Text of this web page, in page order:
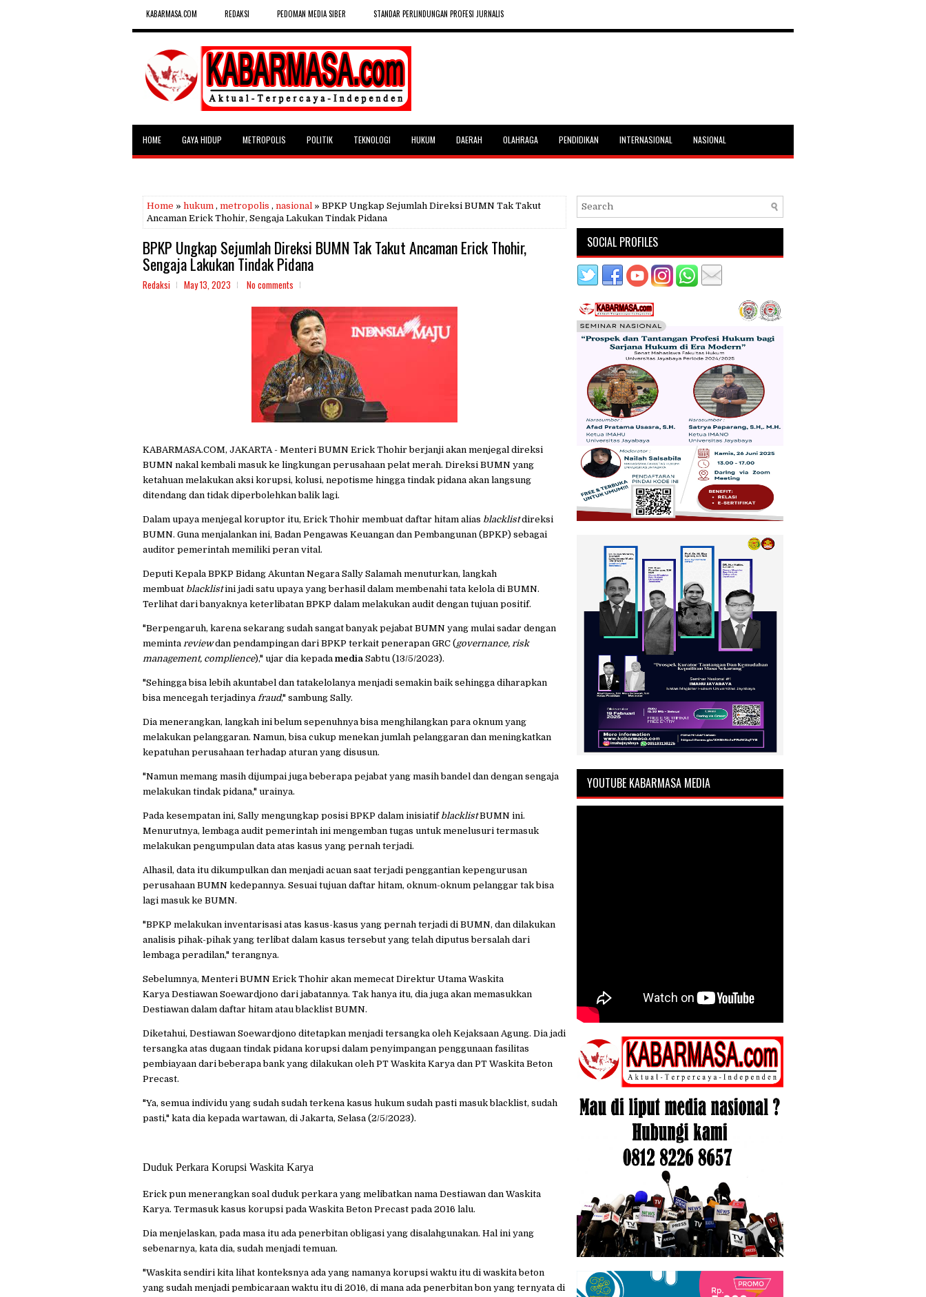
KABARMASA.COM REDAKSI PEDOMAN MEDIA SIBER STANDAR PERLINDUNGAN PROFESI JURNALIS
HOME GAYA HIDUP METROPOLIS POLITIK TEKNOLOGI HUKUM DAERAH OLAHRAGA PENDIDIKAN INTERNASIONAL NASIONAL
Home » hukum , metropolis , nasional » BPKP Ungkap Sejumlah Direksi BUMN Tak Takut
Ancaman Erick Thohir, Sengaja Lakukan Tindak Pidana
BPKP Ungkap Sejumlah Direksi BUMN Tak Takut Ancaman Erick Thohir,
Sengaja Lakukan Tindak Pidana
Redaksi May 13, 2023 No comments
KABARMASA.COM, JAKARTA - Menteri BUMN Erick Thohir berjanji akan menjegal direksi
BUMN nakal kembali masuk ke lingkungan perusahaan pelat merah. Direksi BUMN yang
ketahuan melakukan aksi korupsi, kolusi, nepotisme hingga tindak pidana akan langsung
ditendang dan tidak diperbolehkan balik lagi.
Dalam upaya menjegal koruptor itu, Erick Thohir membuat daftar hitam alias blacklistdireksi
BUMN. Guna menjalankan ini, Badan Pengawas Keuangan dan Pembangunan (BPKP) sebagai
auditor pemerintah memiliki peran vital.
Deputi Kepala BPKP Bidang Akuntan Negara Sally Salamah menuturkan, langkah
membuat blacklistini jadi satu upaya yang berhasil dalam membenahi tata kelola di BUMN.
Terlihat dari banyaknya keterlibatan BPKP dalam melakukan audit dengan tujuan positif.
"Berpengaruh, karena sekarang sudah sangat banyak pejabat BUMN yang mulai sadar dengan
meminta reviewdan pendampingan dari BPKP terkait penerapan GRC (governance, risk
management, complience)," ujar dia kepada media Sabtu (13/5/2023).
"Sehingga bisa lebih akuntabel dan tatakelolanya menjadi semakin baik sehingga diharapkan
bisa mencegah terjadinya fraud," sambung Sally.
Dia menerangkan, langkah ini belum sepenuhnya bisa menghilangkan para oknum yang
melakukan pelanggaran. Namun, bisa cukup menekan jumlah pelanggaran dan meningkatkan
kepatuhan perusahaan terhadap aturan yang disusun.
"Namun memang masih dijumpai juga beberapa pejabat yang masih bandel dan dengan sengaja
melakukan tindak pidana," urainya.
Pada kesempatan ini, Sally mengungkap posisi BPKP dalam inisiatif blacklistBUMN ini.
Menurutnya, lembaga audit pemerintah ini mengemban tugas untuk menelusuri termasuk
melakukan pengumpulan data atas kasus yang pernah terjadi.
Alhasil, data itu dikumpulkan dan menjadi acuan saat terjadi penggantian kepengurusan
perusahaan BUMN kedepannya. Sesuai tujuan daftar hitam, oknum-oknum pelanggar tak bisa
lagi masuk ke BUMN.
"BPKP melakukan inventarisasi atas kasus-kasus yang pernah terjadi di BUMN, dan dilakukan
analisis pihak-pihak yang terlibat dalam kasus tersebut yang telah diputus bersalah dari
lembaga peradilan," terangnya.
Sebelumnya, Menteri BUMN Erick Thohir akan memecat Direktur Utama Waskita
Karya Destiawan Soewardjono dari jabatannya. Tak hanya itu, dia juga akan memasukkan
Destiawan dalam daftar hitam atau blacklist BUMN.
Diketahui, Destiawan Soewardjono ditetapkan menjadi tersangka oleh Kejaksaan Agung. Dia jadi
tersangka atas dugaan tindak pidana korupsi dalam penyimpangan penggunaan fasilitas
pembiayaan dari beberapa bank yang dilakukan oleh PT Waskita Karya dan PT Waskita Beton
Precast.
"Ya, semua individu yang sudah sudah terkena kasus hukum sudah pasti masuk blacklist, sudah
pasti," kata dia kepada wartawan, di Jakarta, Selasa (2/5/2023).
Duduk Perkara Korupsi Waskita Karya
Erick pun menerangkan soal duduk perkara yang melibatkan nama Destiawan dan Waskita
Karya. Termasuk kasus korupsi pada Waskita Beton Precast pada 2016 lalu.
Dia menjelaskan, pada masa itu ada penerbitan obligasi yang disalahgunakan. Hal ini yang
sebenarnya, kata dia, sudah menjadi temuan.
"Waskita sendiri kita lihat konteksnya ada yang namanya korupsi waktu itu di waskita beton
yang sudah menjadi pembicaraan waktu itu di 2016, di mana ada penerbitan bon yang ternyata di
SOCIAL PROFILES
YOUTUBE KABARMASA MEDIA